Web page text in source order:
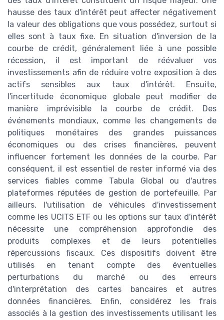
hausse des taux d'intérêt peut affecter négativement
la valeur des obligations que vous possédez, surtout si
elles sont à taux fixe. En situation d'inversion de la
courbe de crédit, généralement liée à une possible
récession, il est important de réévaluer vos
investissements afin de réduire votre exposition à des
actifs sensibles aux taux d'intérêt. Ensuite,
l'incertitude économique globale peut modifier de
manière imprévisible la courbe de crédit. Des
événements mondiaux, comme les changements de
politiques monétaires des grandes puissances
économiques ou des crises financières, peuvent
influencer fortement les données de la courbe. Par
conséquent, il est essentiel de rester informé via des
services fiables comme Tabula Global ou d'autres
plateformes réputées de gestion de portefeuille. Par
ailleurs, l'utilisation de véhicules d'investissement
comme les UCITS ETF ou les options sur taux d'intérêt
nécessite une compréhension approfondie des
produits complexes et de leurs potentielles
répercussions fiscaux. Ces dispositifs doivent être
utilisés en tenant compte des éventuelles
perturbations du marché ou des erreurs
d'interprétation des cartes bancaires et autres
données financières. Enfin, considérez les frais
associés à la gestion des investissements utilisant les